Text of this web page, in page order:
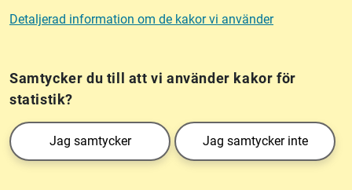
Detaljerad information om de kakor vi använder
Samtycker du till att vi använder kakor för
statistik?
Jag samtycker Jag samtycker inte
Kakor (cookies)
Lantmäteriet är den myndighet som kartlägger Sverige. Till våra uppgifter hör
också att registrera och säkra ägandet av alla fastigheter samt hantera deras
gränser. Vi tillhör Landsbygds- och infrastrukturdepartementet.